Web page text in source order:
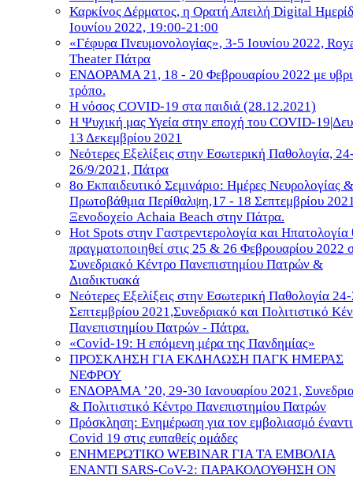
Καρκίνος Δέρματος, η Ορατή Απειλή Digital
Ιουνίου 2022, 19:00-21:00
«Γέφυρα Πνευμονολογίας», 3-5 Ιουνίου 2022,
Theater Πάτρα
ΕΝΔΟΡΑΜΑ 21, 18 - 20 Φεβρουαρίου 2022 με
τρόπο.
Η νόσος COVID-19 στα παιδιά (28.12.2021)
Η Ψυχική μας Υγεία στην εποχή του COVID-
13 Δεκεμβρίου 2021
Νεότερες Εξελίξεις στην Εσωτερική Παθολογία,
26/9/2021, Πάτρα
8ο Εκπαιδευτικό Σεμινάριο: Ημέρες Νευρολογίας &
Πρωτοβάθμια Περίθαλψη,17 - 18 Σεπτεμβρίου
Ξενοδοχείο Achaia Beach στην Πάτρα.
Hot Spots στην Γαστρεντερολογία και Ηπατολογία
πραγματοποιηθεί στις 25 & 26 Φεβρουαρίου 2022
Συνεδριακό Κέντρο Πανεπιστημίου Πατρών &
Διαδικτυακά
Νεότερες Εξελίξεις στην Εσωτερική Παθολογία
Σεπτεμβρίου 2021,Συνεδριακό και Πολιτιστικό
Πανεπιστημίου Πατρών - Πάτρα.
«Covid-19: Η επόμενη μέρα της Πανδημίας»
ΠΡΟΣΚΛΗΣΗ ΓΙΑ ΕΚΔΗΛΩΣΗ ΠΑΓΚ ΗΜΕΡΑΣ
ΝΕΦΡΟΥ
ΕΝΔΟΡΑΜΑ ʼ20, 29-30 Ιανουαρίου 2021,
& Πολιτιστικό Κέντρο Πανεπιστημίου Πατρών
Πρόσκληση: Ενημέρωση για τον εμβολιασμό έναντι
Covid 19 στις ευπαθείς ομάδες
ΕΝΗΜΕΡΩΤΙΚΟ WEBINAR ΓΙΑ ΤΑ ΕΜΒΟΛΙΑ
ΕΝΑΝΤΙ SARS-CoV-2: ΠΑΡΑΚΟΛΟΥΘΗΣΗ ON